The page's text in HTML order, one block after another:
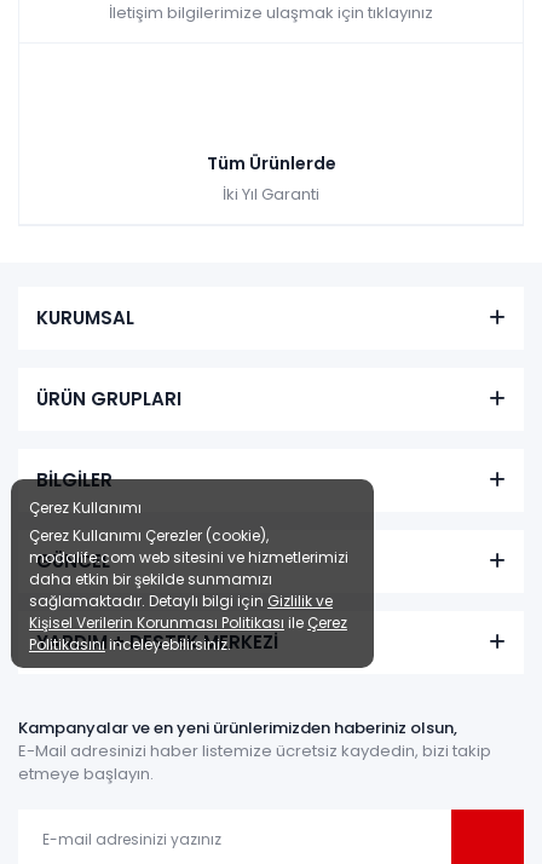
İletişim bilgilerimize ulaşmak için tıklayınız
Tüm Ürünlerde
İki Yıl Garanti
KURUMSAL
ÜRÜN GRUPLARI
BİLGİLER
GÜNCEL
YARDIM + DESTEK MERKEZİ
Kampanyalar ve en yeni ürünlerimizden haberiniz olsun,
E-Mail adresinizi haber listemize ücretsiz kaydedin, bizi takip
etmeye başlayın.
Çerez Kullanımı
Çerez Kullanımı Çerezler (cookie),
modalife.com web sitesini ve hizmetlerimizi
daha etkin bir şekilde sunmamızı
sağlamaktadır. Detaylı bilgi için Gizlilik ve
Kişisel Verilerin Korunması Politikası ile Çerez
Politikasınıinceleyebilirsiniz.